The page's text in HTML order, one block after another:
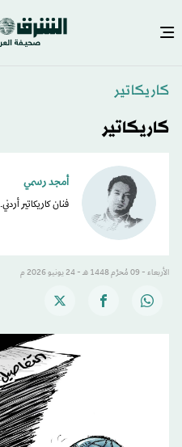
كاريكاتير
كاريكاتير
أمجد رسمي
فنان كاريكاتير أردني.
الأربعاء - 09 مُحرَّم 1448 هـ - 24 يونيو 2026 م